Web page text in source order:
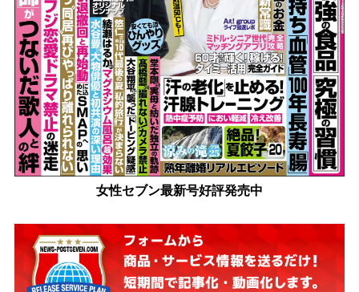
女性セブン最新号好評発売中